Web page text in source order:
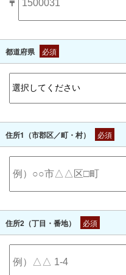
〒
都道府県 必須
住所1（市郡区／町・村） 必須
住所2（丁目・番地） 必須